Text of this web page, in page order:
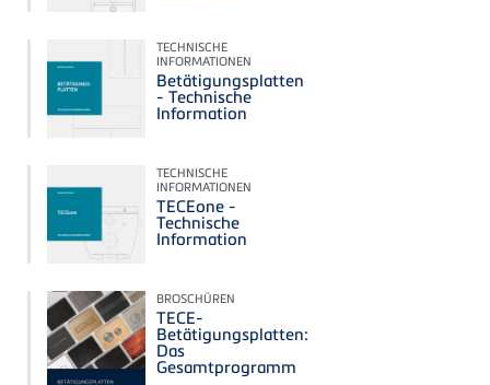
TECHNISCHE
INFORMATIONEN
Betätigungsplatten
- Technische
Information
TECHNISCHE
INFORMATIONEN
TECEone -
Technische
Information
BROSCHÜREN
TECE-
Betätigungsplatten:
Das
Gesamtprogramm